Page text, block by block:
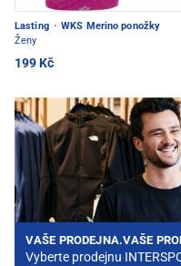
Lasting · WKS Merino ponožky
Ženy
199 Kč
VAŠE PRODEJNA.VAŠE
Vyberte prodejnu